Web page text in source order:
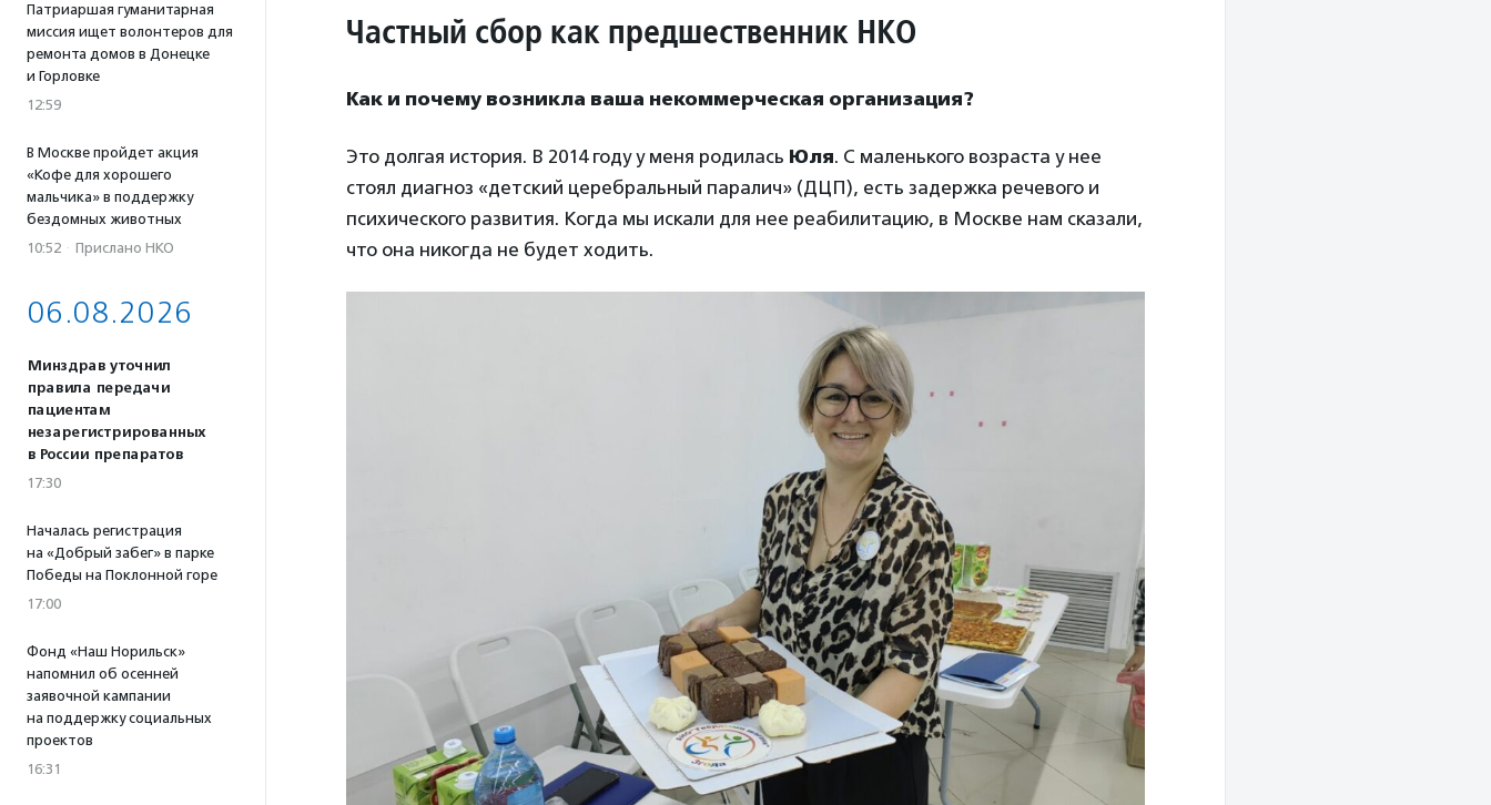
Патриаршая гуманитарная
миссия ищет волонтеров для
ремонта домов в Донецке
и Горловке
12:59
В Москве пройдет акция
«Кофе для хорошего
мальчика» в поддержку
бездомных животных
10:52 · Прислано НКО
06.08.2026
Минздрав уточнил
правила передачи
пациентам
незарегистрированных
в России препаратов
17:30
Началась регистрация
на «Добрый забег» в парке
Победы на Поклонной горе
17:00
Фонд «Наш Норильск»
напомнил об осенней
заявочной кампании
на поддержку социальных
проектов
16:31
Частный сбор как предшественник НКО
Как и почему возникла ваша некоммерческая организация?
Это долгая история. В 2014 году у меня родилась Юля. С маленького возраста у нее
стоял диагноз «детский церебральный паралич» (ДЦП), есть задержка речевого и
психического развития. Когда мы искали для нее реабилитацию, в Москве нам сказали,
что она никогда не будет ходить.